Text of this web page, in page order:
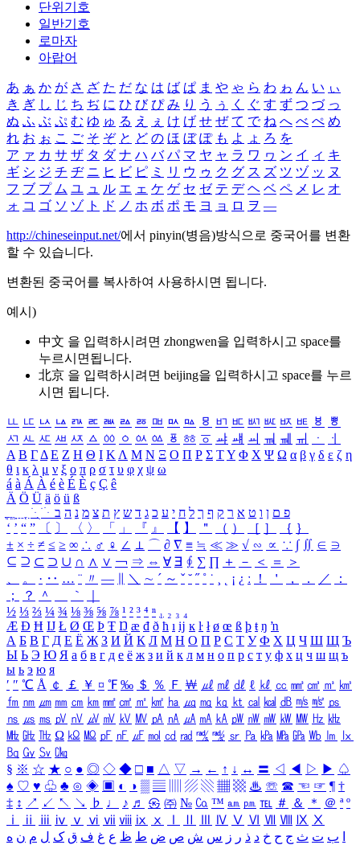
단위기호
일반기호
로마자
아랍어
あ ぁ か が さ ざ た だ な は ば ぱ ま や ゃ ら わ ゎ ん い ぃ
き ぎ し じ ち ぢ に ひ び ぴ み り う ぅ く ぐ す ず つ づ っ
ぬ ふ ぶ ぷ む ゆ ゅ る え ぇ け げ せ ぜ て で ね へ べ ぺ め
れ お ぉ こ ご そ ぞ と ど の ほ ぼ ぽ も よ ょ ろ を
ア ァ カ サ ザ タ ダ ナ ハ バ パ マ ヤ ャ ラ ワ ヮ ン イ ィ キ
ギ シ ジ チ ヂ ニ ヒ ビ ピ ミ リ ウ ゥ ク グ ス ズ ツ ヅ ッ ヌ
フ ブ プ ム ユ ュ ル エ ェ ケ ゲ セ ゼ テ デ ヘ ベ ペ メ レ オ
ォ コ ゴ ソ ゾ ト ド ノ ホ ボ ポ モ ヨ ョ ロ ヲ ―
http://chineseinput.net/에서 pinyin(병음)방식으로 중국어를 변환
할 수 있습니다.
변환된 중국어를 복사하여 사용하시면 됩니다.
예시)
中文 을 입력하시려면 zhongwen을 입력하시고 space를
누르시면됩니다.
北京 을 입력하시려면 beijing을 입력하시고 space를 누르
시면 됩니다.
ㅥ ㅦ ㅧ ㅨ ㅩ ㅪ ㅫ ㅬ ㅭ ㅮ ㅯ ㅰ ㅱ ㅲ ㅳ ㅴ ㅵ ㅶ ㅷ ㅸ
ㅹ
ㅺ ㅻ ㅼ ㅽ ㅾ ㅿ ㆀ ㆁ ㆂ ㆃ ㆄ ㆅ ㆆ ㆇ ㆈ ㆉ ㆊ ㆋ ㆌ ㆍ
ㆎ
Α Β ΓΔ Ε Ζ Η Θ Ι ΚΛ Μ Ν Ξ Ο Π Ρ Σ ΤΥ Φ Χ Ψ Ω α β γ δ ε ζ η
θ ι κ λ μ ν ξ ο π ρ σ τ υ φ χ ψ ω
á à Á À é è É È ç Ç ê
Ä Ö Ü ä ö ü ß
ִֶֹ ֻּ ׁׂ פ ם ן ו ט א ר ק ף ך ל ח י ע כ ג ד ש ץ ת צ מ נ ה ב
‘ ’ “ ” 〔 〕 〈 〉 「 」 『 』 【 】 ＂ （ ） ［ ］ ｛ ｝
± × ÷ ≠ ≤ ≥ ∞ ∴ ♂ ♀ ∠ ⊥ ⌒ ∂ ∇ ≡ ≒ ≪ ≫ √ ∽ ∝ ∵ ∫ ∬ ∈ ∋
⊆ ⊇ ⊂ ⊃ ∪ ∩ ∧ ∨ ￢ ⇒ ⇔ ∀ ∃ ∮ ∑ ∏ ＋ － ＜ ＝
＞
、
。 · ‥ … ¨ 〃 ― ＼ ∼ ´ ～ ˇ ˘ ˝ ˚ ˙ ¸ ¡ ¿ ː ！ ＇ ， ． ／
：
；
？ ＾ ｀
½ ⅓ ⅔ ¼ ¾ ⅛ ⅜ ⅝ ⅞ ¹ ² ³ ⁴ ⁿ ₁ ₂ ₃ ₄
Æ Ð Ħ Ĳ Ł Ø Œ Þ Ŧ Ŋ æ đ ð ħ ı ĳ ĸ ŀ ł ø œ ß þ ŧ ŋ ŉ
А Б В Г Д Е Ё Ж З И Й К Л М Н О П Р С Т У Ф Х Ц Ч Ш Щ Ъ
Ы Ь Э Ю Я а б в г д е ё ж з и й к л м н о п р с т у ф х ц ч ш щ ъ
ы ь э ю я
′ ″ ℃ Å ￠ ￡ ￥ ¤ ℉ ‰ ＄ ％ Ｆ ￦ ㎕ ㎖ ㎗ ℓ ㎘ ㏄ ㎣ ㎤ ㎥ ㎦
㎙ ㎚ ㎛ ㎜ ㎝ ㎞ ㎟ ㎠ ㎡ ㎢ ㏊ ㎍ ㎎ ㎏ ㏏ ㎈ ㎉ ㏈ ㎧ ㎨ ㎰
㎱ ㎲ ㎳ ㎴ ㎵ ㎶ ㎷ ㎸ ㎹ ㎀ ㎁ ㎂ ㎃ ㎄ ㎺ ㎻ ㎽ ㎾ ㎿ ㎐ ㎑
㎒ ㎓ ㎔ Ω ㏀ ㏁ ㎊ ㎋ ㎌ ㏖ ㏅ ㎭ ㎮ ㎯ ㏛ ㎩ ㎪ ㎫ ㎬ ㏝ ㏐
㏓
㏃ ㏉ ㏜ ㏆
§ ※ ☆ ★ ○ ● ◎ ◇ ◆ □ ■ △ ▽ → ← ↑ ↓ ↔ 〓 ◁ ◀ ▷ ▶ ♤
♠ ♡ ♥ ♧ ♣ ⊙ ◈ ▣ ◐ ◑ ▒ ▤ ▨ ▧ ▦ ▩ ♨ ☏ ☎ ☜ ☞ ¶ †
‡ ↕ ↗ ↙ ↖ ↘ ♭ ♩ ♪ ♬ ㉿ ㈜ № ㏇ ™ ㏂ ㏘ ℡ ＃ ＆ ＊ ＠ ª º
ⅰ
ⅱ ⅲ ⅳ ⅴ ⅵ ⅶ ⅷ ⅸ ⅹ Ⅳ Ⅴ Ⅵ Ⅶ Ⅷ Ⅸ Ⅹ
ب ت ث ج ح خ د ذ ر ز س ش ص ض ط ظ ع غ ف ق ک ل م ن ه